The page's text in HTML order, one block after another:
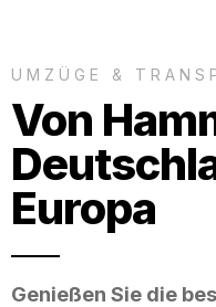
UMZÜGE &
Von
Europa
Genießen Sie die